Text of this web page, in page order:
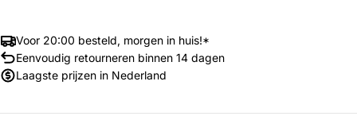
Voor 20:00 besteld, morgen in huis!*
Eenvoudig retourneren binnen 14 dagen
Laagste prijzen in Nederland